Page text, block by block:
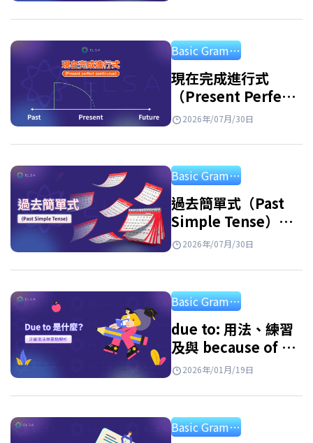
Basic Grammar
現在完成進行式
（Present Perfect
Continuous
習
2026年/07月/30日
Basic Grammar
過去簡單式（Past
Simple Tense）：
句型公式、用法與附
2026年/07月/30日
Basic Grammar
due to: 用法、練習
及與 because of 的
區別
2026年/01月/19日
Basic Grammar